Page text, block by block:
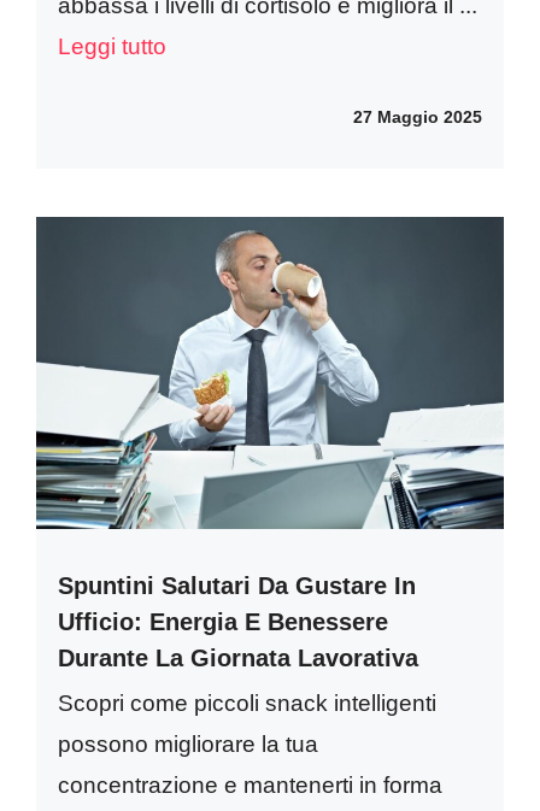
abbassa i livelli di cortisolo e migliora il ...
Leggi tutto
27 Maggio 2025
Spuntini Salutari Da Gustare In
Ufficio: Energia E Benessere
Durante La Giornata Lavorativa
Scopri come piccoli snack intelligenti
possono migliorare la tua
concentrazione e mantenerti in forma